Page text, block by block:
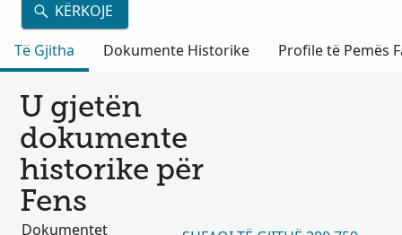
KËRKOJE
Të Gjitha
Dokumente Historike Profile të Pemës
U gjetën
dokumente
historike për
Fens
Dokumentet